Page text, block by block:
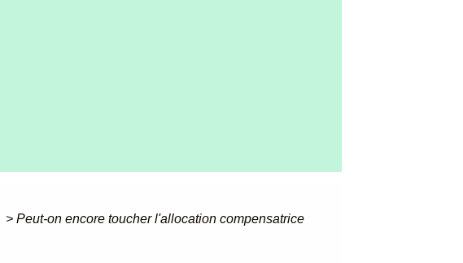
> Peut-on encore toucher l'allocation compensatrice